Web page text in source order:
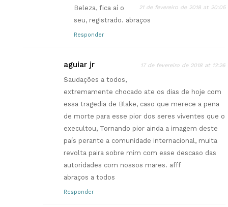
21 de fevereiro de 2018 at 20:05
Beleza, fica aí o
seu, registrado. abraços
Responder
aguiar jr 17 de fevereiro de 2018 at 13:26
Saudações a todos,
extremamente chocado ate os dias de hoje com
essa tragedia de Blake, caso que merece a pena
de morte para esse pior dos seres viventes que o
execultou, Tornando pior ainda a imagem deste
país perante a comunidade internacional, muita
revolta paira sobre mim com esse descaso das
autoridades com nossos mares. afff
abraços a todos
Responder